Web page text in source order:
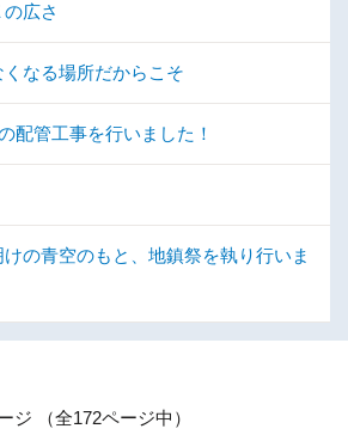
の広さ
くなる場所だからこそ
配管工事を行いました！
けの青空のもと、地鎮祭を執り行いま
ジ （全172ページ中）